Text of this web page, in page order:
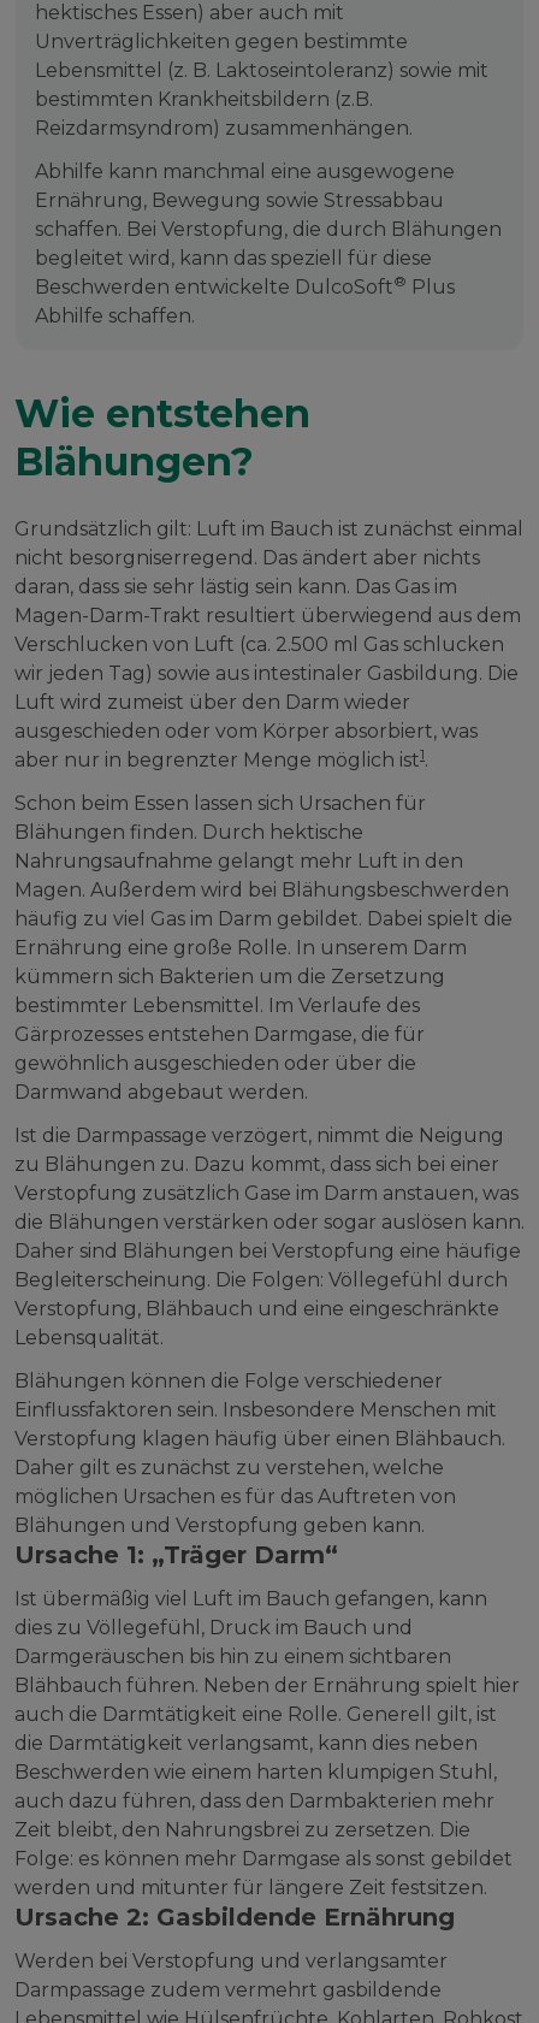
hektisches Essen) aber auch mit
Unverträglichkeiten gegen bestimmte
Lebensmittel (z. B. Laktoseintoleranz) sowie mit
bestimmten Krankheitsbildern (z.B.
Reizdarmsyndrom) zusammenhängen.
Abhilfe kann manchmal eine ausgewogene
Ernährung, Bewegung sowie Stressabbau
schaffen. Bei Verstopfung, die durch Blähungen
begleitet wird, kann das speziell für diese
Beschwerden entwickelte DulcoSoft® Plus
Abhilfe schaffen.
Wie entstehen
Blähungen?
Grundsätzlich gilt: Luft im Bauch ist zunächst einmal
nicht besorgniserregend. Das ändert aber nichts
daran, dass sie sehr lästig sein kann. Das Gas im
Magen-Darm-Trakt resultiert überwiegend aus dem
Verschlucken von Luft (ca. 2.500 ml Gas schlucken
wir jeden Tag) sowie aus intestinaler Gasbildung. Die
Luft wird zumeist über den Darm wieder
ausgeschieden oder vom Körper absorbiert, was
aber nur in begrenzter Menge möglich ist1.
Schon beim Essen lassen sich Ursachen für
Blähungen finden. Durch hektische
Nahrungsaufnahme gelangt mehr Luft in den
Magen. Außerdem wird bei Blähungsbeschwerden
häufig zu viel Gas im Darm gebildet. Dabei spielt die
Ernährung eine große Rolle. In unserem Darm
kümmern sich Bakterien um die Zersetzung
bestimmter Lebensmittel. Im Verlaufe des
Gärprozesses entstehen Darmgase, die für
gewöhnlich ausgeschieden oder über die
Darmwand abgebaut werden.
Ist die Darmpassage verzögert, nimmt die Neigung
zu Blähungen zu. Dazu kommt, dass sich bei einer
Verstopfung zusätzlich Gase im Darm anstauen, was
die Blähungen verstärken oder sogar auslösen kann.
Daher sind Blähungen bei Verstopfung eine häufige
Begleiterscheinung. Die Folgen: Völlegefühl durch
Verstopfung, Blähbauch und eine eingeschränkte
Lebensqualität.
Blähungen können die Folge verschiedener
Einflussfaktoren sein. Insbesondere Menschen mit
Verstopfung klagen häufig über einen Blähbauch.
Daher gilt es zunächst zu verstehen, welche
möglichen Ursachen es für das Auftreten von
Blähungen und Verstopfung geben kann.
Ursache 1: „Träger Darm“
Ist übermäßig viel Luft im Bauch gefangen, kann
dies zu Völlegefühl, Druck im Bauch und
Darmgeräuschen bis hin zu einem sichtbaren
Blähbauch führen. Neben der Ernährung spielt hier
auch die Darmtätigkeit eine Rolle. Generell gilt, ist
die Darmtätigkeit verlangsamt, kann dies neben
Beschwerden wie einem harten klumpigen Stuhl,
auch dazu führen, dass den Darmbakterien mehr
Zeit bleibt, den Nahrungsbrei zu zersetzen. Die
Folge: es können mehr Darmgase als sonst gebildet
werden und mitunter für längere Zeit festsitzen.
Ursache 2: Gasbildende Ernährung
Werden bei Verstopfung und verlangsamter
Darmpassage zudem vermehrt gasbildende